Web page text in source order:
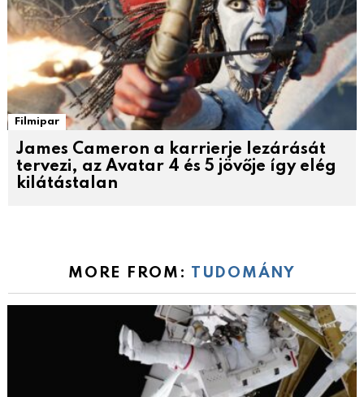
Filmipar
James Cameron a karrierje lezárását
tervezi, az Avatar 4 és 5 jövője így elég
kilátástalan
MORE FROM: TUDOMÁNY